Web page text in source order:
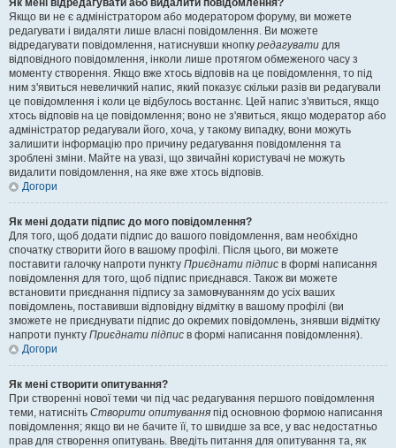
Як мені відредагувати або видалити повідомлення?
Якщо ви не є адміністратором або модератором форуму, ви можете
редагувати і видаляти лише власні повідомлення. Ви можете
відредагувати повідомлення, натиснувши кнопку редагувати для
відповідного повідомлення, інколи лише протягом обмеженого часу з
моменту створення. Якщо вже хтось відповів на це повідомлення, то під
ним з'явиться невеличкий напис, який показує скільки разів ви редагували
це повідомлення і коли це відбулось востаннє. Цей напис з'явиться, якщо
хтось відповів на це повідомлення; воно не з'явиться, якщо модератор або
адміністратор редагували його, хоча, у такому випадку, вони можуть
залишити інформацію про причину редагування повідомлення та
зроблені зміни. Майте на увазі, що звичайні користувачі не можуть
видалити повідомлення, на яке вже хтось відповів.
Догори
Як мені додати підпис до мого повідомлення?
Для того, щоб додати підпис до вашого повідомлення, вам необхідно
спочатку створити його в вашому профілі. Після цього, ви можете
поставити галочку напроти пункту Приєднати підпис в формі написання
повідомлення для того, щоб підпис приєднався. Також ви можете
встановити приєднання підпису за замовчуванням до усіх ваших
повідомлень, поставивши відповідну відмітку в вашому профілі (ви
зможете не приєднувати підпис до окремих повідомлень, знявши відмітку
напроти пункту Приєднати підпис в формі написання повідомлення).
Догори
Як мені створити опитування?
При створенні нової теми чи під час редагування першого повідомлення
теми, натисніть Створити опитування під основною формою написання
повідомлення; якщо ви не бачите її, то швидше за все, у вас недостатньо
прав для створення опитувань. Введіть питання для опитування та, як